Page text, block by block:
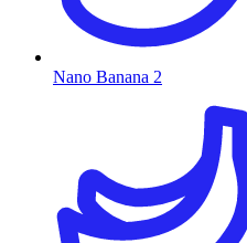
Nano Banana 2